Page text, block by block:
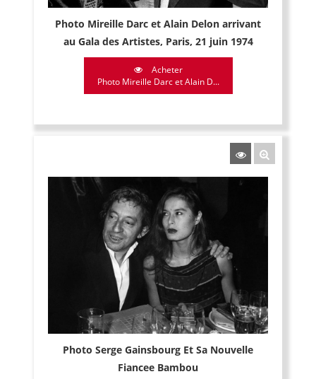
Photo Mireille Darc et Alain Delon arrivant
au Gala des Artistes, Paris, 21 juin 1974
Acheter
Photo Mireille Darc et Alain D...
Photo Serge Gainsbourg Et Sa Nouvelle
Fiancee Bambou